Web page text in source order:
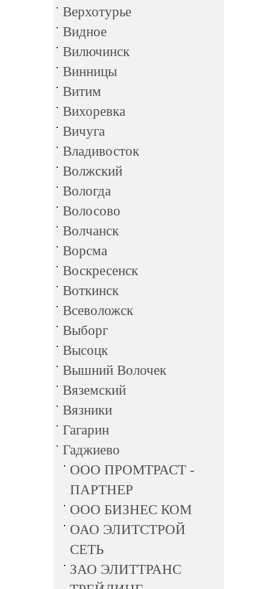
Верхотурье
Видное
Вилючинск
Винницы
Витим
Вихоревка
Вичуга
Владивосток
Волжский
Вологда
Волосово
Волчанск
Ворсма
Воскресенск
Воткинск
Всеволожск
Выборг
Высоцк
Вышний Волочек
Вяземский
Вязники
Гагарин
Гаджиево
ООО ПРОМТРАСТ -
ПАРТНЕР
ООО БИЗНЕС КОМ
ОАО ЭЛИТСТРОЙ
СЕТЬ
ЗАО ЭЛИТТРАНС